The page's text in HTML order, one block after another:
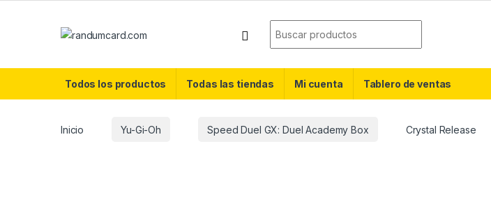
Todos los productos Todas las tiendas Mi cuenta Tablero de ventas
Inicio Yu-Gi-Oh Speed Duel GX: Duel Academy Box Crystal Release